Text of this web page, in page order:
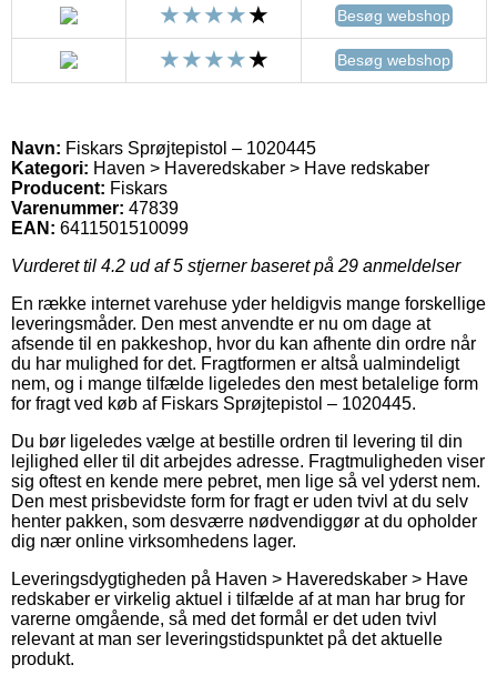
Besøg webshop
Besøg webshop
Navn: Fiskars Sprøjtepistol – 1020445
Kategori: Haven > Haveredskaber > Have redskaber
Producent: Fiskars
Varenummer: 47839
EAN: 6411501510099
Vurderet til 4.2 ud af 5 stjerner baseret på 29 anmeldelser
En række internet varehuse yder heldigvis mange forskellige
leveringsmåder. Den mest anvendte er nu om dage at
afsende til en pakkeshop, hvor du kan afhente din ordre når
du har mulighed for det. Fragtformen er altså ualmindeligt
nem, og i mange tilfælde ligeledes den mest betalelige form
for fragt ved køb af Fiskars Sprøjtepistol – 1020445.
Du bør ligeledes vælge at bestille ordren til levering til din
lejlighed eller til dit arbejdes adresse. Fragtmuligheden viser
sig oftest en kende mere pebret, men lige så vel yderst nem.
Den mest prisbevidste form for fragt er uden tvivl at du selv
henter pakken, som desværre nødvendiggør at du opholder
dig nær online virksomhedens lager.
Leveringsdygtigheden på Haven > Haveredskaber > Have
redskaber er virkelig aktuel i tilfælde af at man har brug for
varerne omgående, så med det formål er det uden tvivl
relevant at man ser leveringstidspunktet på det aktuelle
produkt.